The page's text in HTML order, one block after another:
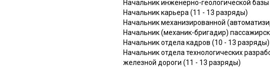
Начальник инженерно-геологической
Начальник карьера (11 - 13 разряды)
Начальник механизированной
Начальник (механик-бригадир)
Начальник отдела кадров (10 - 13 разряды)
Начальник отдела технологических
железной дороги (11 - 13 разряды)